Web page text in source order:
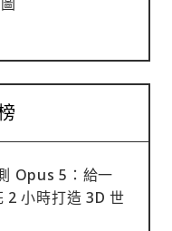
Opus 5：給一
2 小時打造 3D 世